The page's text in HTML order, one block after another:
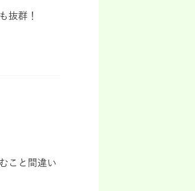
抜群！
こと間違い